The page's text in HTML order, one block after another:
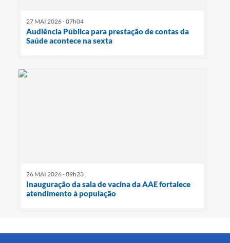
27 MAI 2026 - 07h04
Audiência Pública para prestação de contas da
Saúde acontece na sexta
26 MAI 2026 - 09h23
Inauguração da sala de vacina da AAE fortalece
atendimento à população